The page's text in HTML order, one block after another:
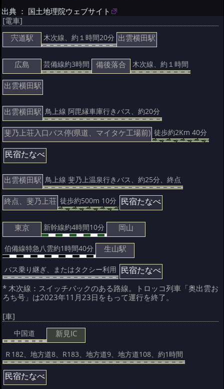
出典 ： 国土地理院ウェブサイト
[電車]
宍道駅
木次線、約１時間20分 出雲横田駅
広島 芸備線約3時間 備後落合 木次線、約１時間
出雲横田駅
出雲横田駅 鳥上線 阿毘縁車庫行きバス、約20分
斐乃上荘入口バス停(県道、マイタケ工場前) 徒歩約2Km 40分
民宿たなべ
出雲横田駅 鳥上線 斐乃上温泉行きバス、約25分、終点
終点、斐乃上荘 徒歩約500m 10分 民宿たなべ
東京 新幹線約4時間10分 岡山
伯備線特急八雲約1時間40分 生山駅
バス乗り継ぎ、またはタクシー利用 民宿たなべ
* 木次線：スイッチバックのある路線。トロッコ列車「奥出雲お
ろち号」は2023年11月23日をもって運行を終了。
[車]
中国道 新見IC
Ｒ182、地方道8、R183、地方道9、地方道108、約1時間
民宿たなべ